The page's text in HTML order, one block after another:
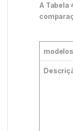
A Tabela
modelos